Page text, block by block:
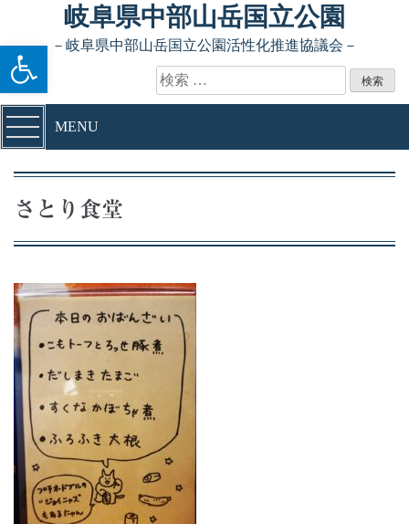
ツールバーを開く
Skip to content岐阜県中部山岳国立公園
－岐阜県中部山岳国立公園活性化推進協議会－
検索:
MENU
さとり食堂